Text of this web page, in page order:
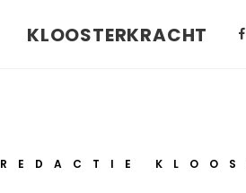
KLOOSTERKRACHT
REDACTIE